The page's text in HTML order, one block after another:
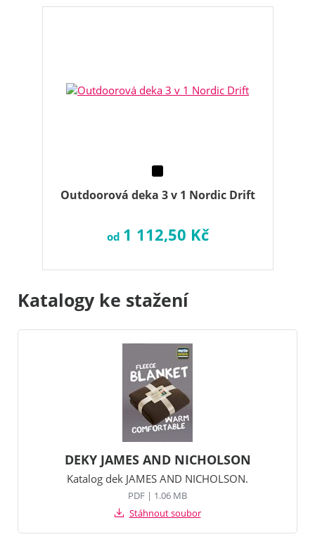
Outdoorová deka 3 v 1 Nordic Drift
od 1 112,50 Kč
Katalogy ke stažení
DEKY JAMES AND NICHOLSON
Katalog dek JAMES AND NICHOLSON.
PDF | 1.06 MB
Stáhnout soubor